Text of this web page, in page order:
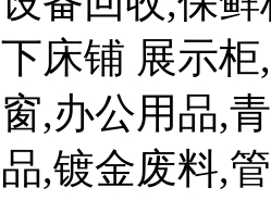
下床铺 展示
窗,办公用品,
品,镀金废料,